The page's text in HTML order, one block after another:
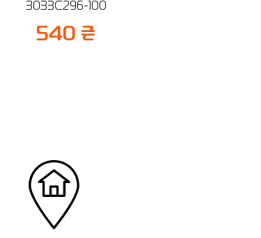
3033C296-100
540 ₴